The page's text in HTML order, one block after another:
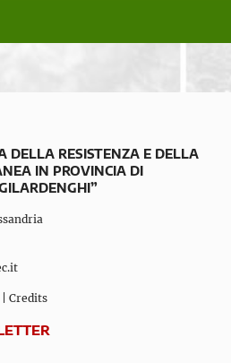
DELLA RESISTENZA E DELLA
IN PROVINCIA DI
Credits